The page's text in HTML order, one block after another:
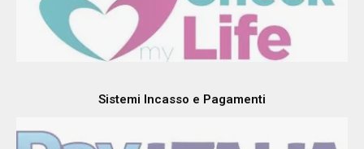
Sistemi Incasso e Pagamenti